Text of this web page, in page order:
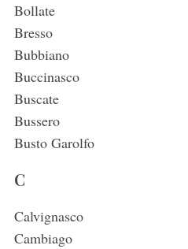
Bollate
Bresso
Bubbiano
Buccinasco
Buscate
Bussero
Busto Garolfo
C
Calvignasco
Cambiago